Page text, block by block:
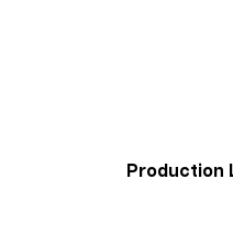
Production